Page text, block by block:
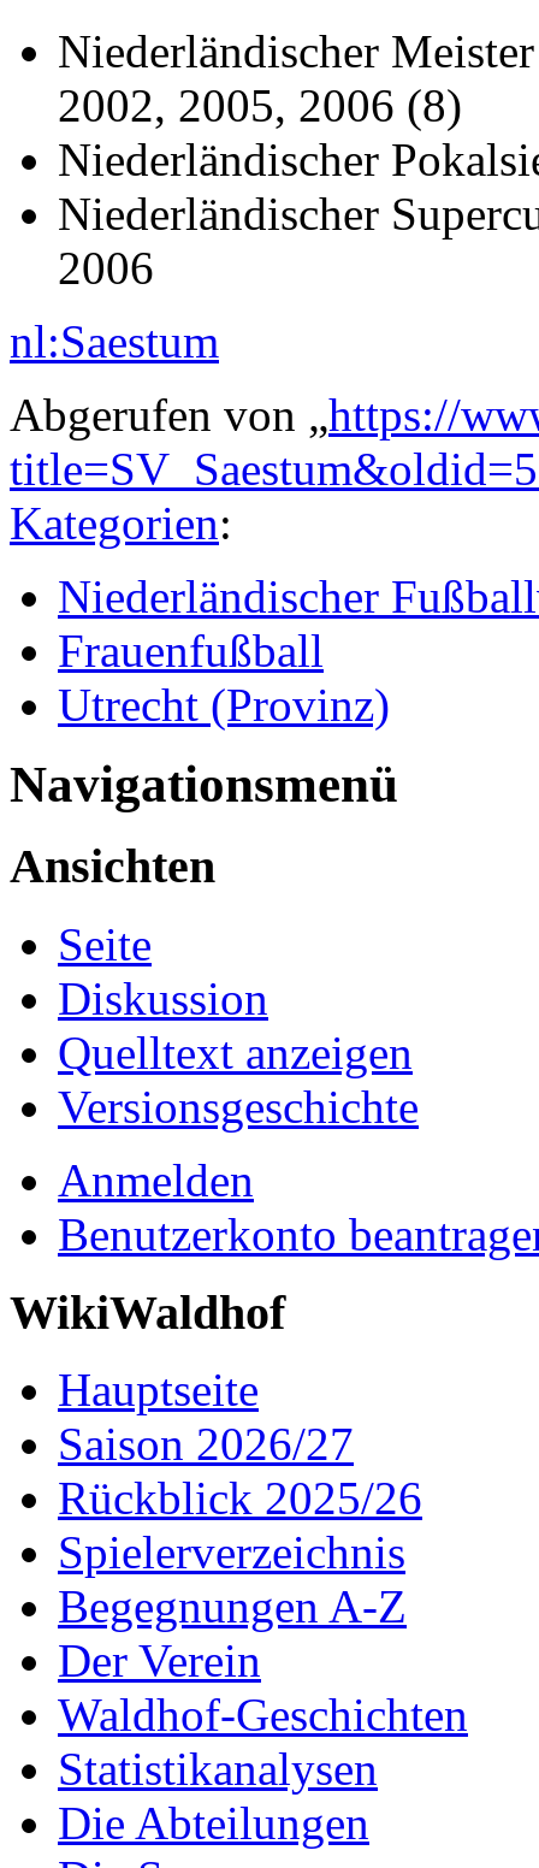
Niederländischer
2002, 2005, 2006 (8)
Niederländischer
Niederländischer
2006
nl:Saestum
Abgerufen von „https://
Kategorien:
Niederländischer
Frauenfußball
Utrecht (Provinz)
Navigationsmenü
Ansichten
Seite
Diskussion
Quelltext anzeigen
Versionsgeschichte
Anmelden
Benutzerkonto
WikiWaldhof
Hauptseite
Saison 2026/27
Rückblick 2025/26
Spielerverzeichnis
Begegnungen A-Z
Der Verein
Waldhof-Geschichten
Statistikanalysen
Die Abteilungen